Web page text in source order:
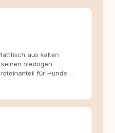
dort, wo Verständnis
umgekehrt. Aus dieser
in Deutschland, Österreich
Überzeugung:
mit Wissen. Wer seinen
bessere Entscheidungen –
das beiden guttut.
aus kalten
niedrigen
für Hunde …